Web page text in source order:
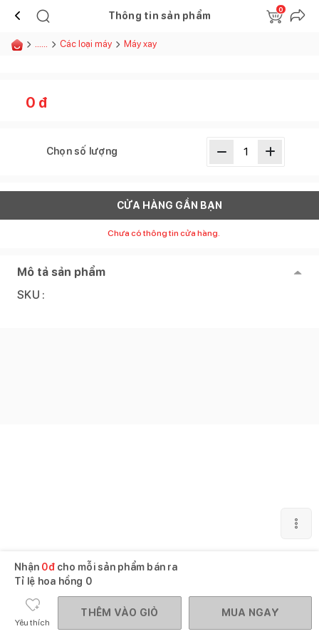
Thông tin sản phẩm
0
...... Các loại máy Máy xay
0 đ
Chọn số lượng
CỬA HÀNG GẦN BẠN
Chưa có thông tin cửa hàng.
Mô tả sản phẩm
SKU :
Nhận 0đcho mỗi sản phẩm bán ra
Tỉ lệ hoa hồng 0
Yêu thích
THÊM VÀO GIỎ MUA NGAY